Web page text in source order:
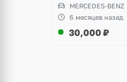
MERCEDES-BENZ
6 месяцев назад
30,000 ₽